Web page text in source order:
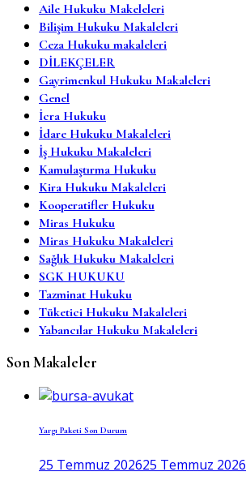
Aile Hukuku Makeleleri
Bilişim Hukuku Makaleleri
Ceza Hukuku makaleleri
DİLEKÇELER
Gayrimenkul Hukuku Makaleleri
Genel
İcra Hukuku
İdare Hukuku Makaleleri
İş Hukuku Makaleleri
Kamulaştırma Hukuku
Kira Hukuku Makaleleri
Kooperatifler Hukuku
Miras Hukuku
Miras Hukuku Makaleleri
Sağlık Hukuku Makaleleri
SGK HUKUKU
Tazminat Hukuku
Tüketici Hukuku Makaleleri
Yabancılar Hukuku Makaleleri
Son Makaleler
Yargı Paketi Son Durum
25 Temmuz 202625 Temmuz 2026